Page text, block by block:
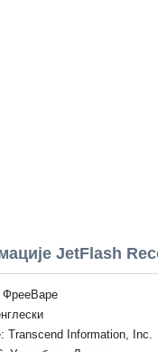
JetFlash
ФрееВаре
Transcend Information, Inc.